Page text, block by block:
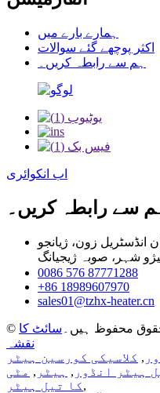
ہمارے بارے میں
اکثر پوچھے گئے سوالات
ہم سے رابطہ کریں۔
اب انکوائری
سے رابطہ کریں۔
انڈسٹریل زون، ژیانجو
0086 576 87771288
+86 18989607970
sales01@tzhx-heater.cn
سائٹ کا
نقشہ
, کلاسیکی کورسین ہیٹر
ہیٹر انڈور , ہیٹر , مٹی
کا تیل ہیٹر,